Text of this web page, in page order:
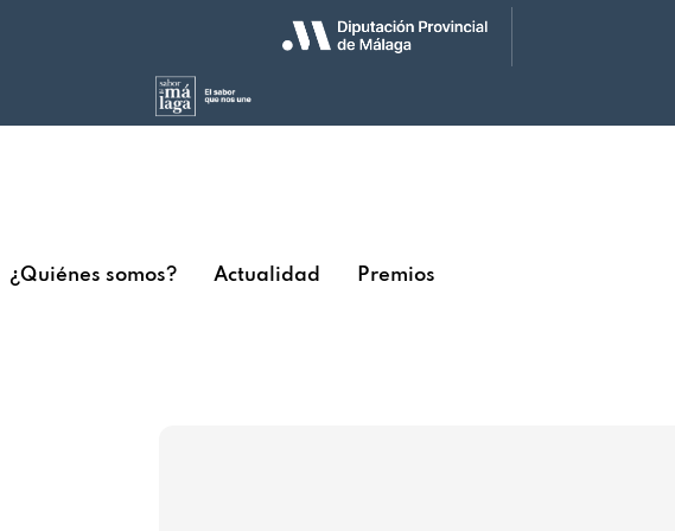
¿Quiénes somos? Actualidad Premios